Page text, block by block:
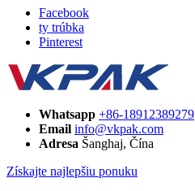
Facebook
ty trúbka
Pinterest
Whatsapp +86-18912389279
Email info@vkpak.com
Adresa Šanghaj, Čína
Získajte najlepšiu ponuku